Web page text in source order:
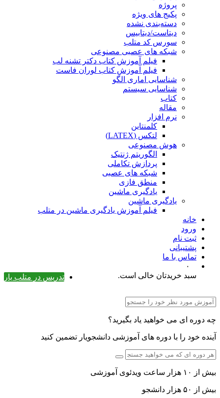
پروژه
پکیج های ویژه
دسته‌بندی نشده
دیتاست/دیتابیس
سورس کد متلب
شبکه های عصبی مصنوعی
فیلم آموزش کتاب دکتر تشنه لب
فیلم آموزش کتاب لوران فاست
شناسایی اماری الگو
شناسایی سیستم
کتاب
مقاله
نرم افزار
کلمنتاین
لتکس (LATEX)
هوش مصنوعی
الگوریتم ژنتیک
پردازش تکاملی
شبکه های عصبی
منطق فازی
یادگیری ماشین
یادگیری ماشین
فیلم آموزش یادگیری ماشین در متلب
خانه
ورود
ثبت نام
پشتیبانی
تماس با ما
۰
تدریس در متلب یار
سبد خریدتان خالی است.
چه دوره ای می خواهید یاد بگیرید؟
آینده خود را با دوره های آموزشی دانشجویار تضمین کنید
بیش از ۱۰ هزار ساعت ویدئوی آموزشی
بیش از ۵۰ هزار دانشجو